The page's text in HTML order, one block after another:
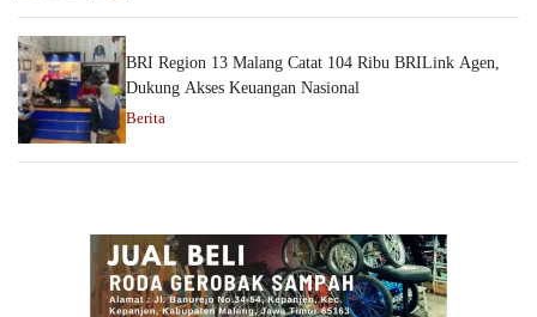
BRI Region 13 Malang Catat 104 Ribu BRILink Agen,
Dukung Akses Keuangan Nasional
Berita